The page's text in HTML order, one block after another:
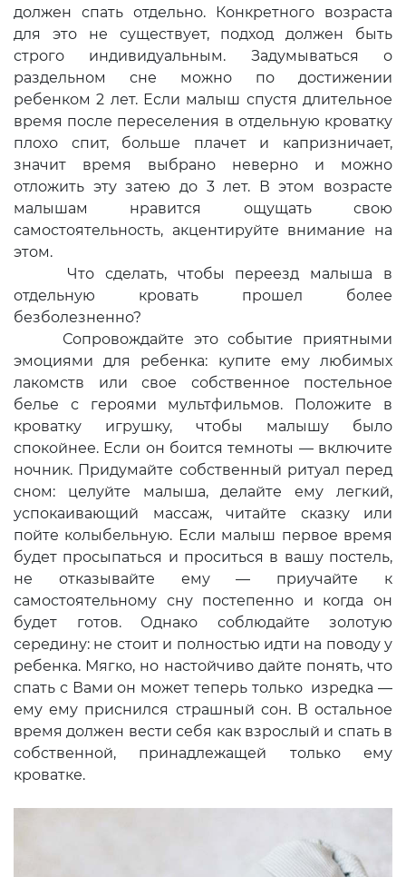
должен спать отдельно. Конкретного возраста
для это не существует, подход должен быть
строго индивидуальным. Задумываться о
раздельном сне можно по достижении
ребенком 2 лет. Если малыш спустя длительное
время после переселения в отдельную кроватку
плохо спит, больше плачет и капризничает,
значит время выбрано неверно и можно
отложить эту затею до 3 лет. В этом возрасте
малышам нравится ощущать свою
самостоятельность, акцентируйте внимание на
этом.
Что сделать, чтобы переезд малыша в
отдельную кровать прошел более
безболезненно?
Сопровождайте это событие приятными
эмоциями для ребенка: купите ему любимых
лакомств или свое собственное постельное
белье с героями мультфильмов. Положите в
кроватку игрушку, чтобы малышу было
спокойнее. Если он боится темноты — включите
ночник. Придумайте собственный ритуал перед
сном: целуйте малыша, делайте ему легкий,
успокаивающий массаж, читайте сказку или
пойте колыбельную. Если малыш первое время
будет просыпаться и проситься в вашу постель,
не отказывайте ему — приучайте к
самостоятельному сну постепенно и когда он
будет готов. Однако соблюдайте золотую
середину: не стоит и полностью идти на поводу у
ребенка. Мягко, но настойчиво дайте понять, что
спать с Вами он может теперь только изредка —
ему ему приснился страшный сон. В остальное
время должен вести себя как взрослый и спать в
собственной, принадлежащей только ему
кроватке.